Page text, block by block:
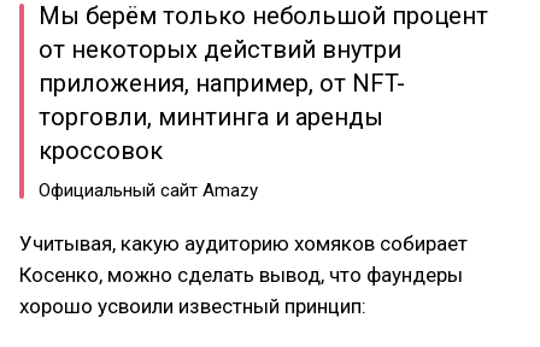
Мы берём только небольшой процент
от некоторых действий внутри
приложения, например, от NFT-
торговли, минтинга и аренды
кроссовок
Официальный сайт Amazy
Учитывая, какую аудиторию хомяков собирает
Косенко, можно сделать вывод, что фаундеры
хорошо усвоили известный принцип: